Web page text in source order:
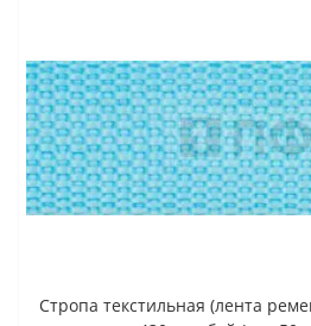
Стропа текстильная (лента